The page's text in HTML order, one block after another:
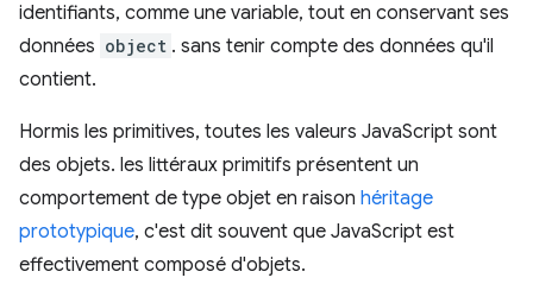
identifiants, comme une variable, tout en conservant ses
données object . sans tenir compte des données qu'il
contient.
Hormis les primitives, toutes les valeurs JavaScript sont
des objets. les littéraux primitifs présentent un
comportement de type objet en raison héritage
prototypique, c'est dit souvent que JavaScript est
effectivement composé d'objets.